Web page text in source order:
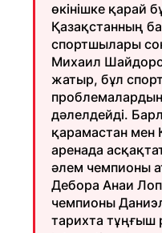
өкінішке қарай
Қазақстанның
спортшылары
Михаил
жатыр, бұл спорт
проблемалардың
дәлелдейді.
қарамастан мен
аренада
әлем чемпионы
Дебора Анаи
чемпионы
тарихта тұңғыш